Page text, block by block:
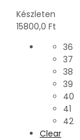
Készleten
15800,0 Ft
36
37
38
39
40
41
42
Clear